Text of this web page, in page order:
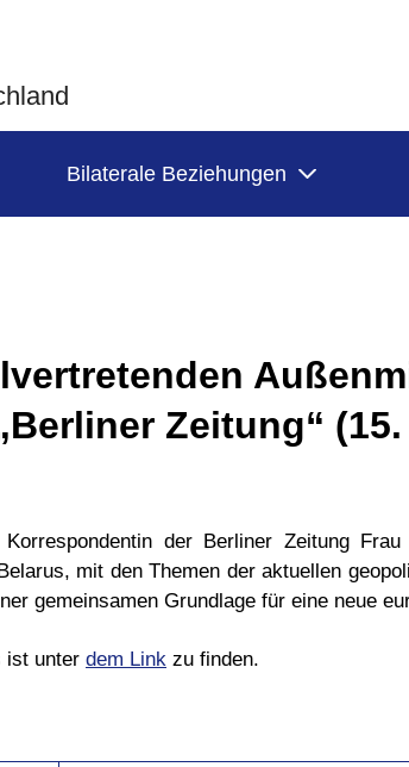
Bilaterale Beziehungen
Zeitung“
der Berliner Zeitung
mit den Themen der aktuellen
gemeinsamen Grundlage für eine neue
ist unter dem Link zu finden.